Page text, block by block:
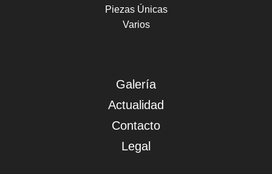
Piezas Únicas
Varios
Galería
Actualidad
Contacto
Legal